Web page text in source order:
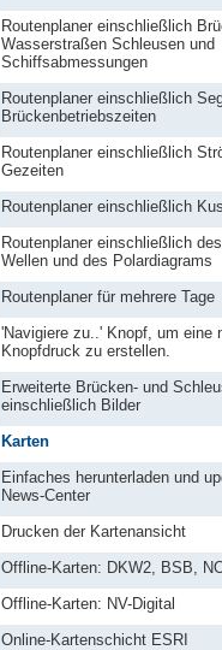
Routenplaner einschließlich
Wasserstraßen Schleusen und
Schiffsabmessungen
Routenplaner einschließlich
Brückenbetriebszeiten
Routenplaner einschließlich
Gezeiten
Routenplaner einschließlich
Routenplaner einschließlich
Wellen und des Polardiagrams
Routenplaner für mehrere Tage
'Navigiere zu..' Knopf, um eine
Knopfdruck zu erstellen.
Erweiterte Brücken- und
einschließlich Bilder
Karten
Einfaches herunterladen und
News-Center
Drucken der Kartenansicht
Offline-Karten: DKW2, BSB,
Offline-Karten: NV-Digital
Online-Kartenschicht ESRI